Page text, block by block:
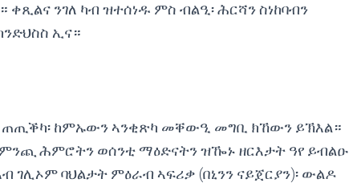
ንገለ ካብ ዝተሰነዱ ምስ ብልዒ፡ ሕርሻን ስነከባብን
ኢና።
ጠጢቕካ፡ ከምኡውን ኣንቂጽካ መቐውዒ መግቢ ክኸውን ይኽእል።
ሕምሮትን ወሰንቲ ማዕድናትን ዝዀኑ ዘርእታት ዓየ ይብልዑ
ባህልታት ምዕራብ ኣፍሪቃ (በኒንን ናይጀርያን)፡ ውልዶ